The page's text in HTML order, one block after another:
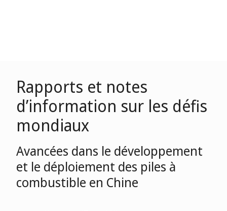
Rapports et notes
d’information sur les défis
mondiaux
Avancées dans le développement
et le déploiement des piles à
combustible en Chine